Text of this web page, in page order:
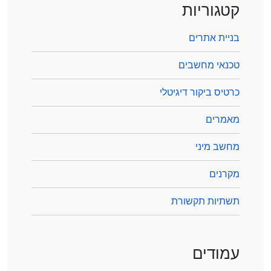
קטגוריות
בניית אתרים
טכנאי מחשבים
כרטיס ביקור דיגיטלי
מאמרים
מחשב מיני
מקרנים
תשתיות תקשורת
עמודים